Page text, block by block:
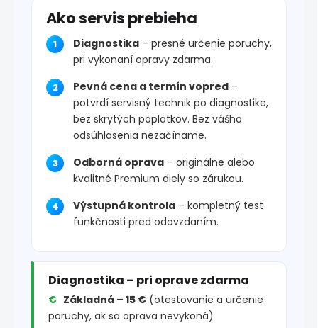
Ako servis prebieha
Diagnostika – presné určenie poruchy,
pri vykonaní opravy zdarma.
Pevná cena a termín vopred –
potvrdí servisný technik po diagnostike,
bez skrytých poplatkov. Bez vášho
odsúhlasenia nezačíname.
Odborná oprava – originálne alebo
kvalitné Premium diely so zárukou.
Výstupná kontrola – kompletný test
funkčnosti pred odovzdaním.
Diagnostika – pri oprave zdarma
Základná – 15 € (otestovanie a určenie
poruchy, ak sa oprava nevykoná)